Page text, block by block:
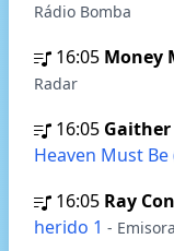
Rádio Bomba
16:05 Money
Radar
16:05 Gaither
Heaven Must Be
16:05 Ray
herido 1 -